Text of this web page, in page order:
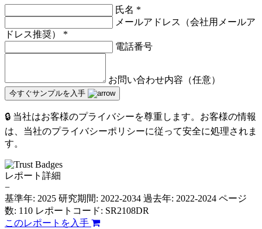
氏名 *
メールアドレス（会社用メールア
ドレス推奨） *
電話番号
お問い合わせ内容（任意）
今すぐサンプルを入手
🔒 当社はお客様のプライバシーを尊重します。お客様の情報
は、当社のプライバシーポリシーに従って安全に処理されま
す。
レポート詳細
−
基準年: 2025 研究期間: 2022-2034 過去年: 2022-2024 ページ
数: 110 レポートコード: SR2108DR
このレポートを入手